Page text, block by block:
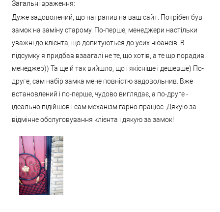
Загальні враження:
Дуже задоволений, що натрапив на ваш сайт. Потрібен був
замок на заміну старому. По-перше, менеджери настільки
уважні до клієнта, що допитуються до усих нюансів. В
підсумку я придбав взаагалі не те, що хотів, а те що порадив
менеджер)) Та ще й так вийшло, що і якісніше і дешевше) По-
друге, сам набір замка мене повністю задовольнив. Вже
встановлений і по-перше, чудово виглядає, а по-друге -
ідеально підійшов і сам механізм гарно працює. Дякую за
відмінне обслуговування клієнта і дякую за замок!